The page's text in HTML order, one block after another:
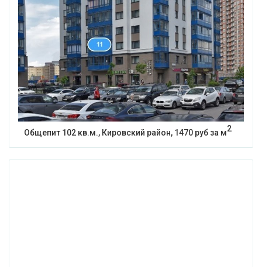
Общепит 102 кв.м., Кировский район, 1470 руб за м2